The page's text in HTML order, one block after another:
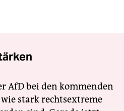
AfD bei den kommenden
stark rechtsextreme